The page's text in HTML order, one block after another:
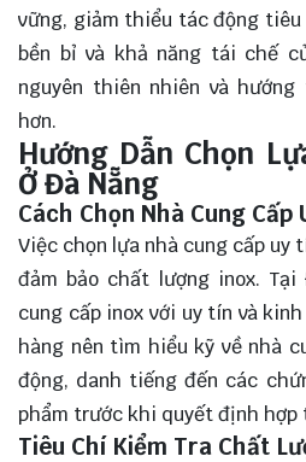
vững, giảm thiểu tác động
bền bỉ và khả năng tái chế
nguyên thiên nhiên và
hơn.
Hướng Dẫn Chọn
Ở Đà Nẵng
Cách Chọn Nhà Cung Cấp
Việc chọn lựa nhà cung cấp uy
đảm bảo chất lượng inox.
cung cấp inox với uy tín và
hàng nên tìm hiểu kỹ về nhà
động, danh tiếng đến các
phẩm trước khi quyết định hợp
Tiêu Chí Kiểm Tra Chất